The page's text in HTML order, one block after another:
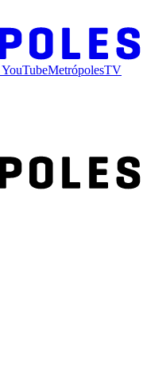
YouTubeMetrópolesTV